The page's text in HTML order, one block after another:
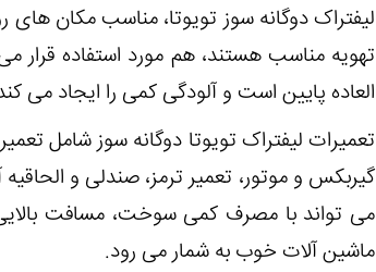
لیفتراک دوگانه سوز تویوتا، مناسب مکان
تهویه مناسب هستند، هم مورد استفاده
العاده پایین است و آلودگی کمی را ایجاد می
تعمیرات لیفتراک تویوتا دوگانه سوز شامل
گیربکس و موتور، تعمیر ترمز، صندلی و
می تواند با مصرف کمی سوخت، مسافت بالایی
ماشین آلات خوب به شمار می رود.